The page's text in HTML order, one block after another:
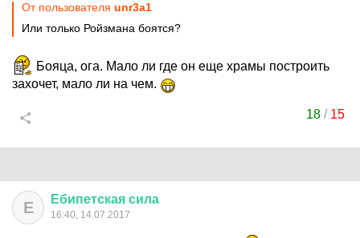
От пользователя unr3a1
Или только Ройзмана боятся?
Бояца, ога. Мало ли где он еще храмы построить
захочет, мало ли на чем.
18/ 15
Е Ебипетская сила
16:40, 14.07.2017